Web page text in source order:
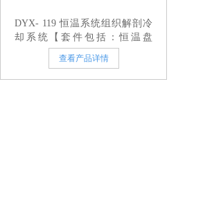
DYX- 119 恒温系统组织解剖冷
却系统【套件包括：恒温盘
DYX-105 + 恆溫平台DYX-104 +
冰盒DY60-13L或DYX-252,DYX-
123】
查看产品详情